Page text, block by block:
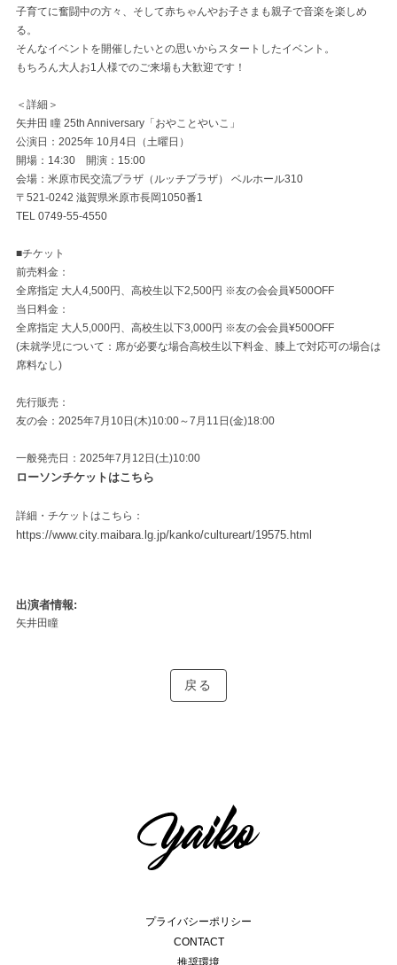
子育てに奮闘中の方々、そして赤ちゃんやお子さまも親子で音楽を楽しめ
る。
そんなイベントを開催したいとの思いからスタートしたイベント。
もちろん大人お1人様でのご来場も大歓迎です！
＜詳細＞
矢井田 瞳 25th Anniversary「おやことやいこ」
公演日：2025年 10月4日（土曜日）
開場：14:30 開演：15:00
会場：米原市民交流プラザ（ルッチプラザ） ベルホール310
〒521-0242 滋賀県米原市長岡1050番1
TEL 0749-55-4550
■チケット
前売料金：
全席指定 大人4,500円、高校生以下2,500円 ※友の会会員¥500OFF
当日料金：
全席指定 大人5,000円、高校生以下3,000円 ※友の会会員¥500OFF
(未就学児について：席が必要な場合高校生以下料金、膝上で対応可の場合は
席料なし)
先行販売：
友の会：2025年7月10日(木)10:00～7月11日(金)18:00
一般発売日：2025年7月12日(土)10:00
ローソンチケットはこちら
詳細・チケットはこちら：
https://www.city.maibara.lg.jp/kanko/cultureart/19575.html
出演者情報
矢井田瞳
戻る
プライバシーポリシー
CONTACT
推奨環境